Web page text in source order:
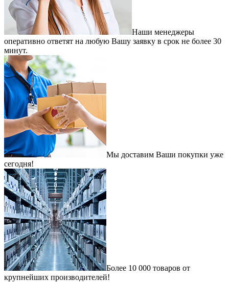
Наши менеджеры
оперативно ответят на любую Вашу заявку в срок не более 30
минут.
Мы доставим Ваши покупки уже
сегодня!
Более 10 000 товаров от
крупнейших производителей!